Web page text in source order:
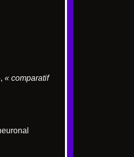
, « comparatif